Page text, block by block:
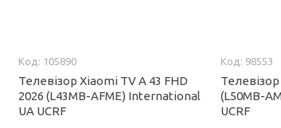
105890
Телевізор Xiaomi TV A 43 FHD
2026 (L43MB-AFME) International
UA UCRF
98553
(L50MB-
UCRF